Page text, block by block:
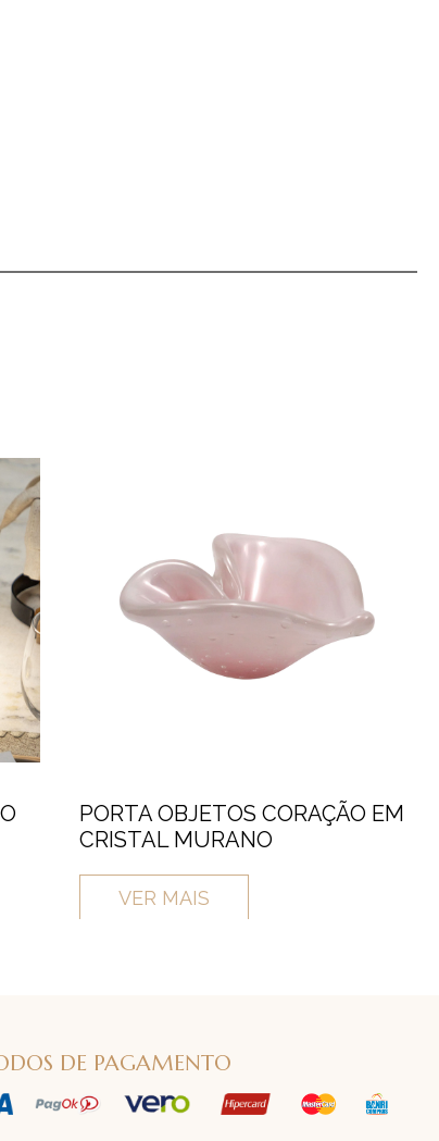
PORTA OBJETOS CORAÇÃO EM
CRISTAL MURANO
VER MAIS
DE PAGAMENTO